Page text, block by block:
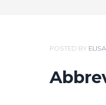
POSTED BY